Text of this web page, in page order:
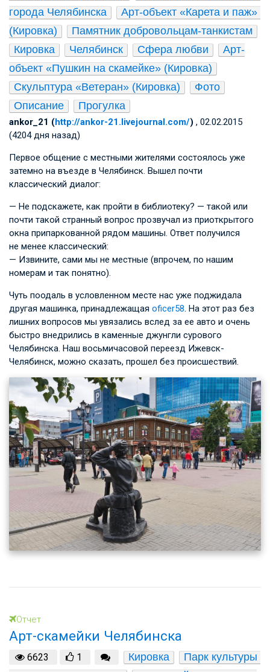
города Челябинска
Арт-объект «Карета и паж»
(Кировка)
Памятник добровольцам-танкистам
Кировка
Челябинск Сфера любви
Арт-
объект «Пушкин на скамейке» (Кировка)
Скульптура «Ветеран» (Кировка)
Фото
Описание
Прогулка
ankor_21 (http://ankor-21.livejournal.com/) , 02.02.2015
(4204 дня назад)
Первое общение с местными жителями состоялось уже
затемно на въезде в Челябинск. Вышел почти
классический диалог:
— Не подскажете, как пройти в библиотеку? — такой или
почти такой странный вопрос прозвучал из приоткрытого
окна припаркованной рядом машины. Ответ получился
не менее классический:
— Извините, сами мы не местные (впрочем, по нашим
номерам и так понятно).
Чуть поодаль в условленном месте нас уже поджидала
другая машинка, принадлежащая oficer58 . На этот раз без
лишних вопросов мы увязались вслед за ее авто и очень
быстро внедрились в каменные джунгли сурового
Челябинска. Наш восьмичасовой переезд Ижевск-
Челябинск, можно сказать, прошел без происшествий.
Отчет
Арт-скамейки Челябинска
6623 1 Кировка
Парк культуры